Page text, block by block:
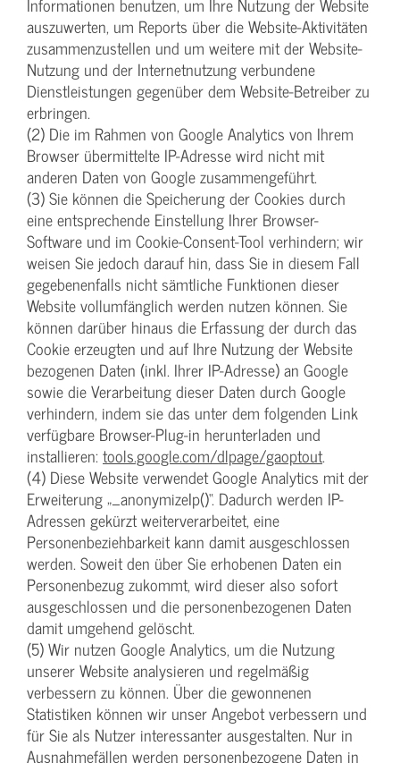
auszuwerten, um Reports über die Website-Aktivitäten
zusammenzustellen und um weitere mit der Website-
Nutzung und der Internetnutzung verbundene
Dienstleistungen gegenüber dem Website-Betreiber zu
erbringen.
(2) Die im Rahmen von Google Analytics von Ihrem
Browser übermittelte IP-Adresse wird nicht mit
anderen Daten von Google zusammengeführt.
(3) Sie können die Speicherung der Cookies durch
eine entsprechende Einstellung Ihrer Browser-
Software und im Cookie-Consent-Tool verhindern; wir
weisen Sie jedoch darauf hin, dass Sie in diesem Fall
gegebenenfalls nicht sämtliche Funktionen dieser
Website vollumfänglich werden nutzen können. Sie
können darüber hinaus die Erfassung der durch das
Cookie erzeugten und auf Ihre Nutzung der Website
bezogenen Daten (inkl. Ihrer IP-Adresse) an Google
sowie die Verarbeitung dieser Daten durch Google
verhindern, indem sie das unter dem folgenden Link
verfügbare Browser-Plug-in herunterladen und
installieren: tools.google.com/dlpage/gaoptout.
(4) Diese Website verwendet Google Analytics mit der
Erweiterung „_anonymizeIp()“. Dadurch werden IP-
Adressen gekürzt weiterverarbeitet, eine
Personenbeziehbarkeit kann damit ausgeschlossen
werden. Soweit den über Sie erhobenen Daten ein
Personenbezug zukommt, wird dieser also sofort
ausgeschlossen und die personenbezogenen Daten
damit umgehend gelöscht.
(5) Wir nutzen Google Analytics, um die Nutzung
unserer Website analysieren und regelmäßig
verbessern zu können. Über die gewonnenen
Statistiken können wir unser Angebot verbessern und
für Sie als Nutzer interessanter ausgestalten. Nur in
Ausnahmefällen werden personenbezogene Daten in